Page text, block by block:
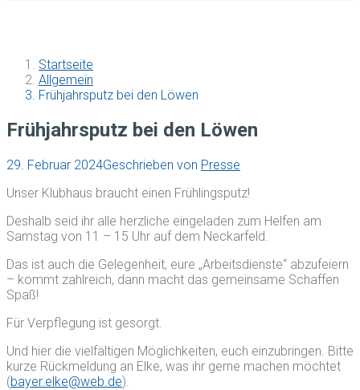
Startseite
Allgemein
Frühjahrsputz bei den Löwen
Frühjahrsputz bei den Löwen
29. Februar 2024Geschrieben von Presse
Unser Klubhaus braucht einen Frühlingsputz!
Deshalb seid ihr alle herzliche eingeladen zum Helfen am
Samstag von 11 – 15 Uhr auf dem Neckarfeld.
Das ist auch die Gelegenheit, eure „Arbeitsdienste“ abzufeiern
– kommt zahlreich, dann macht das gemeinsame Schaffen
Spaß!
Für Verpflegung ist gesorgt.
Und hier die vielfältigen Möglichkeiten, euch einzubringen. Bitte
kurze Rückmeldung an Elke, was ihr gerne machen möchtet
(bayer.elke@web.de).